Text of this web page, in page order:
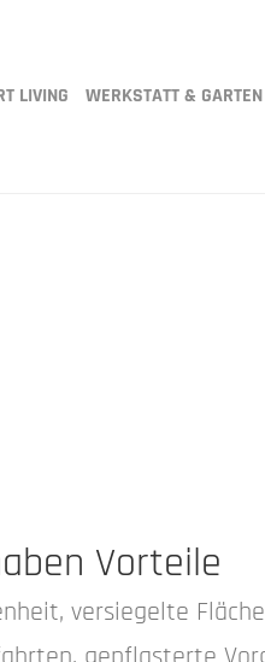
LIVING WERKSTATT & GARTEN
Vorteile
versiegelte